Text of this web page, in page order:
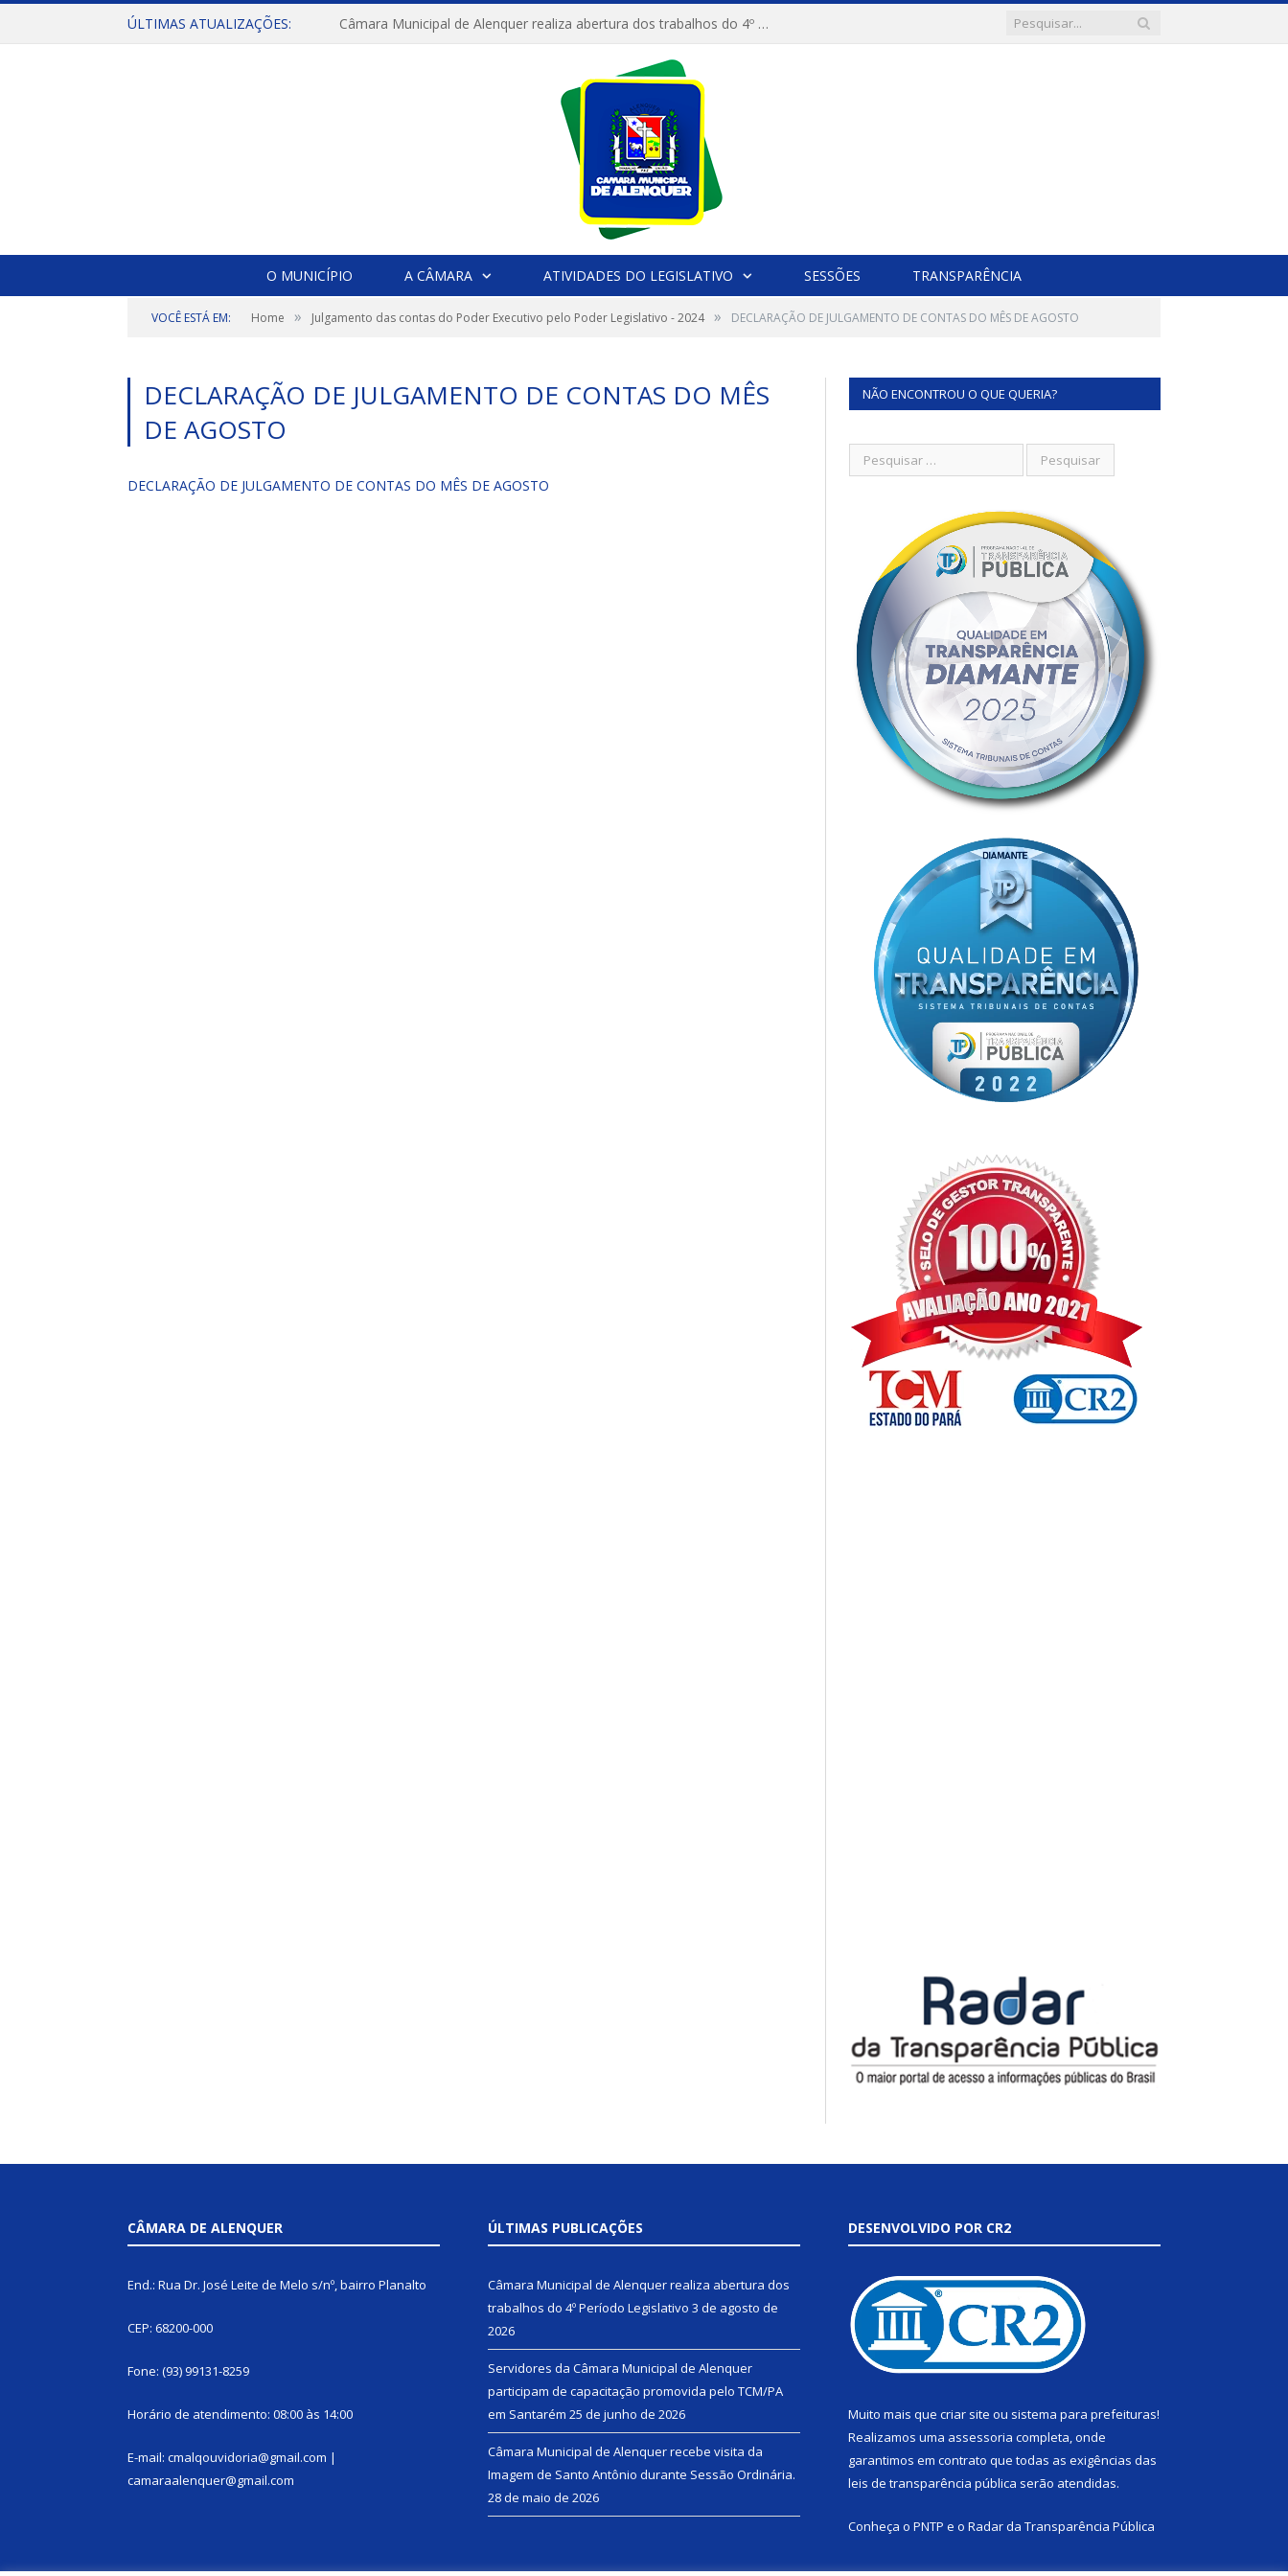
ÚLTIMAS ATUALIZAÇÕES: Câmara Municipal de Alenquer realiza abertura dos trabalhos do 4º Período Legislativo
O MUNICÍPIO A CÂMARA ATIVIDADES DO LEGISLATIVO SESSÕES TRANSPARÊNCIA
VOCÊ ESTÁ EM: Home » Julgamento das contas do Poder Executivo pelo Poder Legislativo - 2024 » DECLARAÇÃO DE JULGAMENTO DE CONTAS DO MÊS DE AGOSTO
DECLARAÇÃO DE JULGAMENTO DE CONTAS DO MÊS
DE AGOSTO
DECLARAÇÃO DE JULGAMENTO DE CONTAS DO MÊS DE AGOSTO
NÃO ENCONTROU O QUE QUERIA?
CÂMARA DE ALENQUER
End.: Rua Dr. José Leite de Melo s/nº, bairro Planalto
CEP: 68200-000
Fone: (93) 99131-8259
Horário de atendimento: 08:00 às 14:00
E-mail: cmalqouvidoria@gmail.com |
camaraalenquer@gmail.com
ÚLTIMAS PUBLICAÇÕES
Câmara Municipal de Alenquer realiza abertura dos
trabalhos do 4º Período Legislativo 3 de agosto de
2026
Servidores da Câmara Municipal de Alenquer
participam de capacitação promovida pelo TCM/PA
em Santarém 25 de junho de 2026
Câmara Municipal de Alenquer recebe visita da
Imagem de Santo Antônio durante Sessão Ordinária.
28 de maio de 2026
DESENVOLVIDO POR CR2
Muito mais que criar site ou sistema para prefeituras!
Realizamos uma assessoria completa, onde
garantimos em contrato que todas as exigências das
leis de transparência pública serão atendidas.
Conheça o PNTP e o Radar da Transparência Pública